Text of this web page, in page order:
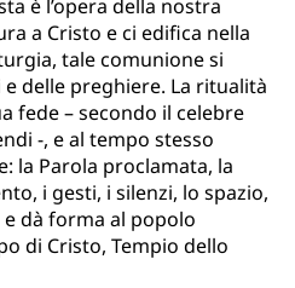
è l’opera della nostra
a Cristo e ci edifica nella
tale comunione si
delle preghiere. La ritualità
fede – secondo il celebre
-, e al tempo stesso
la Parola proclamata, la
i gesti, i silenzi, lo spazio,
dà forma al popolo
di Cristo, Tempio dello